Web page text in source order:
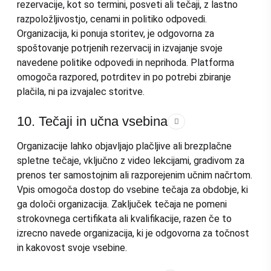
rezervacije, kot so termini, posveti ali tečaji, z lastno
razpoložljivostjo, cenami in politiko odpovedi.
Organizacija, ki ponuja storitev, je odgovorna za
spoštovanje potrjenih rezervacij in izvajanje svoje
navedene politike odpovedi in neprihoda. Platforma
omogoča razpored, potrditev in po potrebi zbiranje
plačila, ni pa izvajalec storitve.
10. Tečaji in učna vsebina
Organizacije lahko objavljajo plačljive ali brezplačne
spletne tečaje, vključno z video lekcijami, gradivom za
prenos ter samostojnim ali razporejenim učnim načrtom.
Vpis omogoča dostop do vsebine tečaja za obdobje, ki
ga določi organizacija. Zaključek tečaja ne pomeni
strokovnega certifikata ali kvalifikacije, razen če to
izrecno navede organizacija, ki je odgovorna za točnost
in kakovost svoje vsebine.